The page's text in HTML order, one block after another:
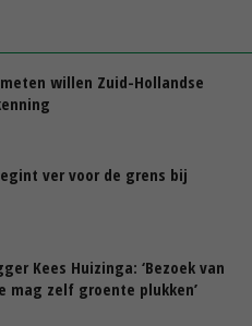
willen Zuid-Hollandse
ver voor de grens bij
Kees Huizinga: ‘Bezoek van
mag zelf groente plukken’